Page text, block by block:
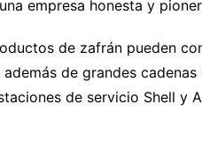
empresa honesta y
de zafrán pueden
además de grandes
de servicio Shell y